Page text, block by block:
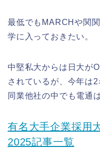
最低でもMARCHや関
学に入っておきたい。
中堅私大からは日大が
されているが、今年は
同業他社の中でも電通
有名大手企業採用
2025記事一覧